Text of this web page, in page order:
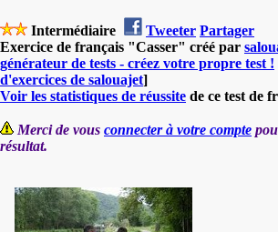
Intermédiaire Tweeter Partager
Exercice de français "Casser" créé par
générateur de tests - créez votre propre test !
d'exercices de salouajet]
Voir les statistiques de réussite de ce test de
Merci de vous connecter à votre compte
résultat.